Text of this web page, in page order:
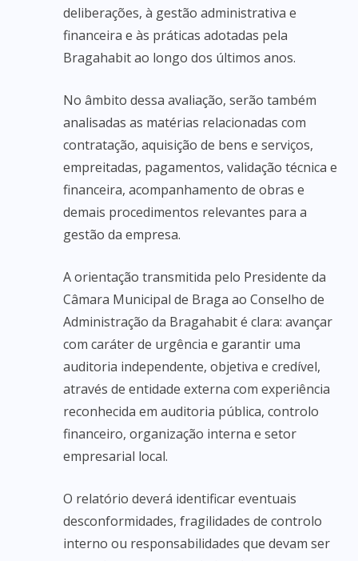
deliberações, à gestão administrativa e
financeira e às práticas adotadas pela
Bragahabit ao longo dos últimos anos.
No âmbito dessa avaliação, serão também
analisadas as matérias relacionadas com
contratação, aquisição de bens e serviços,
empreitadas, pagamentos, validação técnica e
financeira, acompanhamento de obras e
demais procedimentos relevantes para a
gestão da empresa.
A orientação transmitida pelo Presidente da
Câmara Municipal de Braga ao Conselho de
Administração da Bragahabit é clara: avançar
com caráter de urgência e garantir uma
auditoria independente, objetiva e credível,
através de entidade externa com experiência
reconhecida em auditoria pública, controlo
financeiro, organização interna e setor
empresarial local.
O relatório deverá identificar eventuais
desconformidades, fragilidades de controlo
interno ou responsabilidades que devam ser